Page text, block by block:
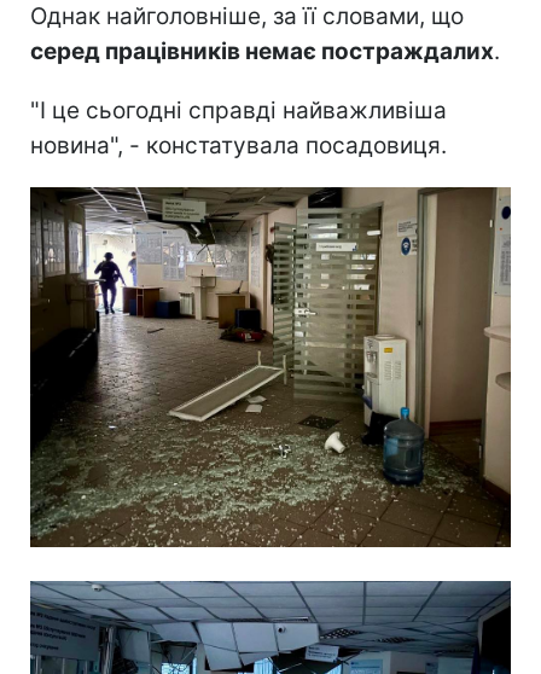
Однак найголовніше, за її словами, що
серед працівників немає постраждалих.
"І це сьогодні справді найважливіша
новина", - констатувала посадовиця.